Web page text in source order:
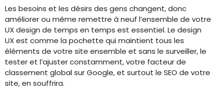
Les besoins et les désirs des gens changent, donc
améliorer ou même remettre à neuf l’ensemble de votre
UX design de temps en temps est essentiel. Le design
UX est comme la pochette qui maintient tous les
éléments de votre site ensemble et sans le surveiller, le
tester et l’ajuster constamment, votre facteur de
classement global sur Google, et surtout le SEO de votre
site, en souffrira.